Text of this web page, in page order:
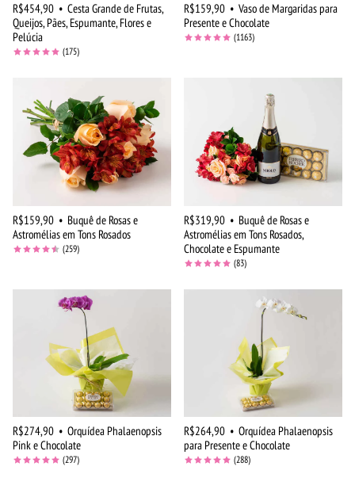
R$454,90 • Cesta Grande de Frutas,
Queijos, Pães, Espumante, Flores e
Pelúcia
(175)
R$159,90 • Vaso de Margaridas para
Presente e Chocolate
(1163)
R$159,90 • Buquê de Rosas e
Astromélias em Tons Rosados
(259)
R$319,90 • Buquê de Rosas e
Astromélias em Tons Rosados,
Chocolate e Espumante
(83)
R$274,90 • Orquídea Phalaenopsis
Pink e Chocolate
(297)
R$264,90 • Orquídea Phalaenopsis
para Presente e Chocolate
(288)